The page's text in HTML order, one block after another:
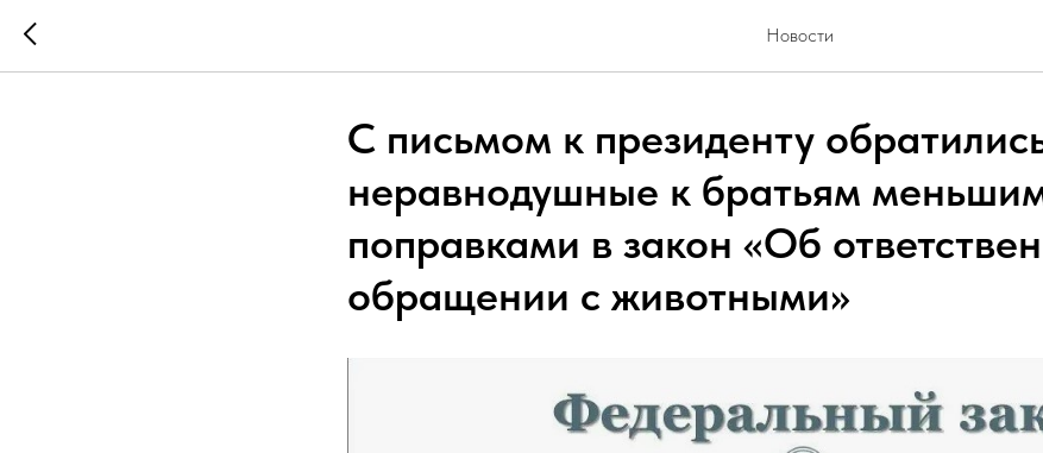
Новости
С письмом к президенту
неравнодушные к братьям
поправками в закон «Об
обращении с животными»